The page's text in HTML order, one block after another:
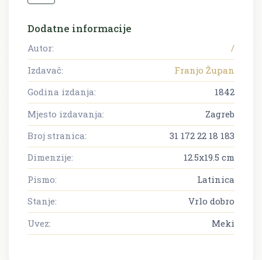
Dodatne informacije
Autor:
/
Izdavač:
Franjo Župan
Godina izdanja:
1842
Mjesto izdavanja:
Zagreb
Broj stranica:
31 172 22 18 183
Dimenzije:
12.5x19.5 cm
Pismo:
Latinica
Stanje:
Vrlo dobro
Uvez:
Meki